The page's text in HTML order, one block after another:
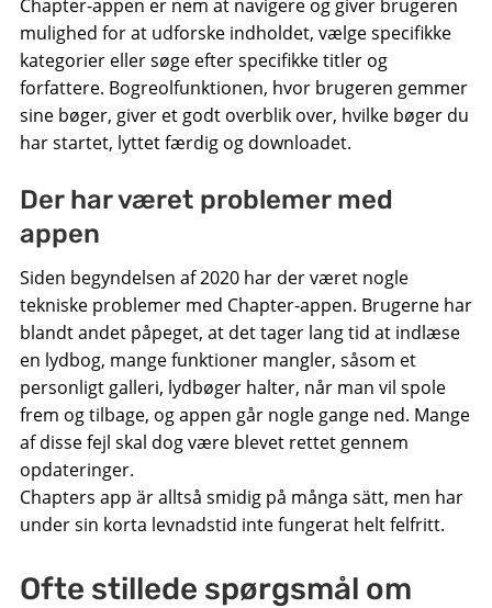
Chapter-appen er nem at navigere og giver brugeren
mulighed for at udforske indholdet, vælge specifikke
kategorier eller søge efter specifikke titler og
forfattere. Bogreolfunktionen, hvor brugeren gemmer
sine bøger, giver et godt overblik over, hvilke bøger du
har startet, lyttet færdig og downloadet.
Der har været problemer med
appen
Siden begyndelsen af ​​2020 har der været nogle
tekniske problemer med Chapter-appen. Brugerne har
blandt andet påpeget, at det tager lang tid at indlæse
en lydbog, mange funktioner mangler, såsom et
personligt galleri, lydbøger halter, når man vil spole
frem og tilbage, og appen går nogle gange ned. Mange
af disse fejl skal dog være blevet rettet gennem
opdateringer.
Chapters app är alltså smidig på många sätt, men har
under sin korta levnadstid inte fungerat helt felfritt.
Ofte stillede spørgsmål om